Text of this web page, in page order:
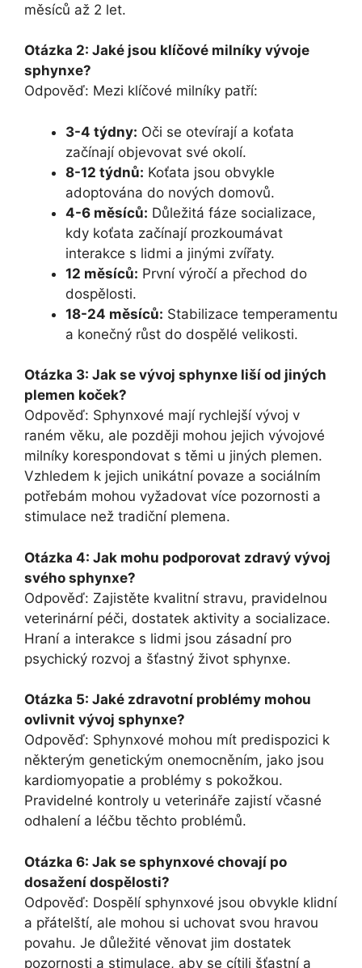
měsíců až 2 let.
Otázka 2: Jaké jsou klíčové milníky vývoje
sphynxe?
Odpověď: Mezi klíčové milníky patří:
3-4 týdny: Oči se otevírají a koťata
začínají objevovat své okolí.
8-12 týdnů: Koťata jsou obvykle
adoptována do nových domovů.
4-6 měsíců: Důležitá fáze socializace,
kdy koťata začínají prozkoumávat
interakce s lidmi a jinými zvířaty.
12 měsíců: První výročí a přechod do
dospělosti.
18-24 měsíců: Stabilizace temperamentu
a konečný růst do dospělé velikosti.
Otázka 3: Jak se vývoj sphynxe liší od jiných
plemen koček?
Odpověď: Sphynxové mají rychlejší vývoj v
raném věku, ale později mohou jejich vývojové
milníky korespondovat s těmi u jiných plemen.
Vzhledem k jejich unikátní povaze a sociálním
potřebám mohou vyžadovat více pozornosti a
stimulace než tradiční plemena.
Otázka 4: Jak mohu podporovat zdravý vývoj
svého sphynxe?
Odpověď: Zajistěte kvalitní stravu, pravidelnou
veterinární péči, dostatek aktivity a socializace.
Hraní a interakce s lidmi jsou zásadní pro
psychický rozvoj a šťastný život sphynxe.
Otázka 5: Jaké zdravotní problémy mohou
ovlivnit vývoj sphynxe?
Odpověď: Sphynxové mohou mít predispozici k
některým genetickým onemocněním, jako jsou
kardiomyopatie a problémy s pokožkou.
Pravidelné kontroly u veterináře zajistí včasné
odhalení a léčbu těchto problémů.
Otázka 6: Jak se sphynxové chovají po
dosažení dospělosti?
Odpověď: Dospělí sphynxové jsou obvykle klidní
a přátelští, ale mohou si uchovat svou hravou
povahu. Je důležité věnovat jim dostatek
pozornosti a stimulace, aby se cítili šťastní a